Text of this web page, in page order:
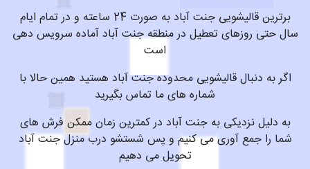
برترین قالیشویی جنت آباد به صورت 24 ساعته و در تمام ایام
سال حتی روزهای تعطیل در منطقه جنت آباد آماده سرویس دهی
است
اگر به دنبال قالیشویی محدوده جنت آباد هستید همین حالا با
شماره های ما تماس بگیرید
به دلیل نزدیکی به جنت آباد در کمترین زمان ممکن فرش های
شما را جمع آوری می کنیم و پس شستشو درب منزل جنت آباد
تحویل می دهیم